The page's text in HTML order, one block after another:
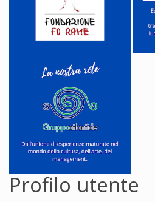
Profilo utente